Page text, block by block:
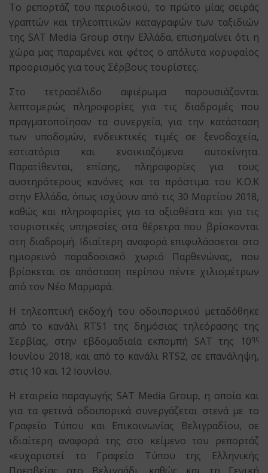
Το ρεπορτάζ του περιοδικού, το πρώτο μίας σειράς
γραπτών και τηλεοπτικών καταγραφών των ταξιδιών
της SAT Media Group στην Ελλάδα, επισημαίνει ότι η
χώρα μας παραμένει και φέτος ο απόλυτα κορυφαίος
προορισμός για τους Σέρβους τουρίστες.
Στο τετρασέλιδο αφιέρωμα παρουσιάζονται
λεπτομερώς πληροφορίες για τις διαδρομές που
πραγματοποίησαν τα συνεργεία, για την κατάσταση
των υποδομών, ενδεικτικές τιμές σε ξενοδοχεία,
εστιατόρια και ενοικιαζόμενα αυτοκίνητα.
Παρατίθενται, επίσης, πληροφορίες για τους
αυστηρότερους κανόνες και τα πρόστιμα του Κ.Ο.Κ
στην Ελλάδα, όπως ισχύουν από τις 30 Μαρτίου 2018,
καθώς και πληροφορίες για τα αξιοθέατα και για τις
τουριστικές υπηρεσίες στα θέρετρα που βρίσκονται
στη διαδρομή. Ιδιαίτερη αναφορά επιφυλάσσεται στο
ημιορεινό παραδοσιακό χωριό Παρθενώνας, που
βρίσκεται σε απόσταση περίπου πέντε χιλιομέτρων
από τον Νέο Μαρμαρά.
Η τηλεοπτική εκδοχή του οδοιπορικού μεταδόθηκε
από το κανάλι RTS1 της δημόσιας τηλεόρασης της
Σερβίας, στην εβδομαδιαία εκπομπή SAT της 10ης
Ιουνίου 2018, και από το κανάλι RTS2, σε επανάληψη,
στις 10 και 12 Ιουνίου.
Η εταιρεία παραγωγής SAT Media Group, η οποία και
για τα φετινά οδοιπορικά συνεργάζεται στενά με το
Γραφείο Τύπου και Επικοινωνίας Βελιγραδίου, σε
ιδιαίτερη αναφορά της στο κείμενο του ρεπορτάζ
«ευχαριστεί το Γραφείο Τύπου της Ελληνικής